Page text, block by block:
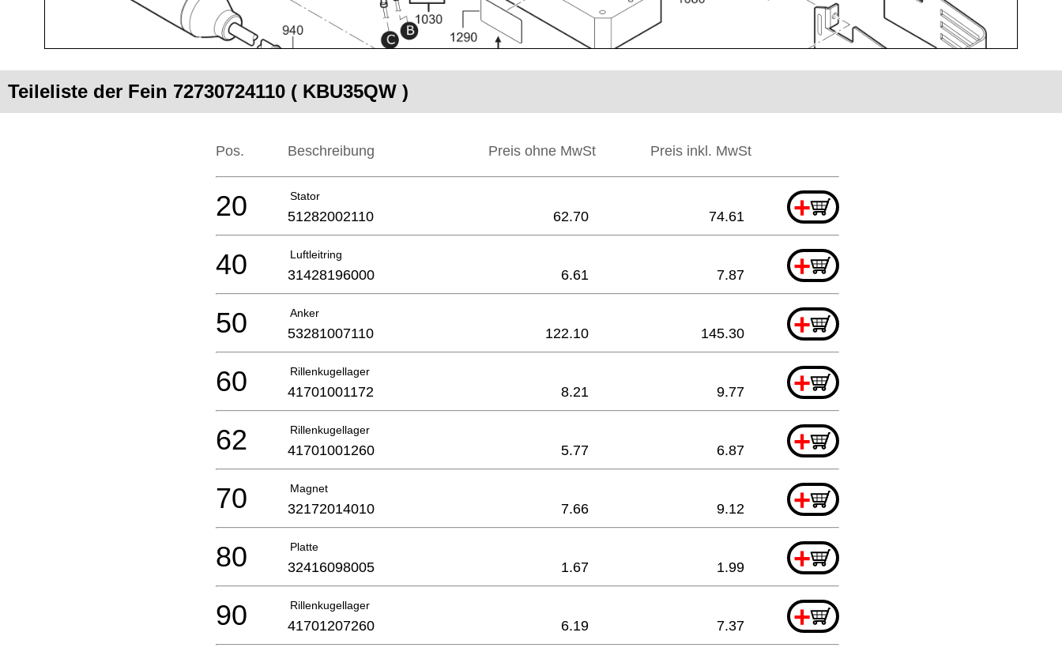
Teileliste der Fein 72730724110 ( KBU35QW )
Pos. Beschreibung Preis ohne MwSt Preis inkl. MwSt
Stator +
20 51282002110 62.70 74.61
Luftleitring +
40 31428196000 6.61 7.87
Anker +
50 53281007110 122.10 145.30
Rillenkugellager +
60 41701001172 8.21 9.77
Rillenkugellager +
62 41701001260 5.77 6.87
Magnet +
70 32172014010 7.66 9.12
Platte +
80 32416098005 1.67 1.99
Rillenkugellager +
90 41701207260 6.19 7.37